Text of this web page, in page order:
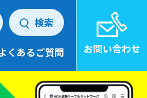
くあるご質問
検索
お問い合わせ